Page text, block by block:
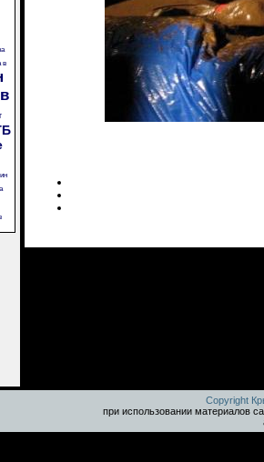
в
Copyright
при использовании материалов